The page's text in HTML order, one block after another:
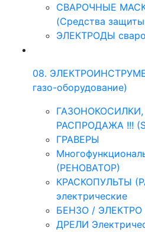
СВАРОЧНЫЕ
(Средства
ЭЛЕКТРОДЫ
08.
газо-оборудование)
РАСПРОДАЖА !!!
ГРАВЕРЫ
(РЕНОВАТОР)
КРАСКОПУЛЬТЫ
электрические
БЕНЗО /
ДРЕЛИ